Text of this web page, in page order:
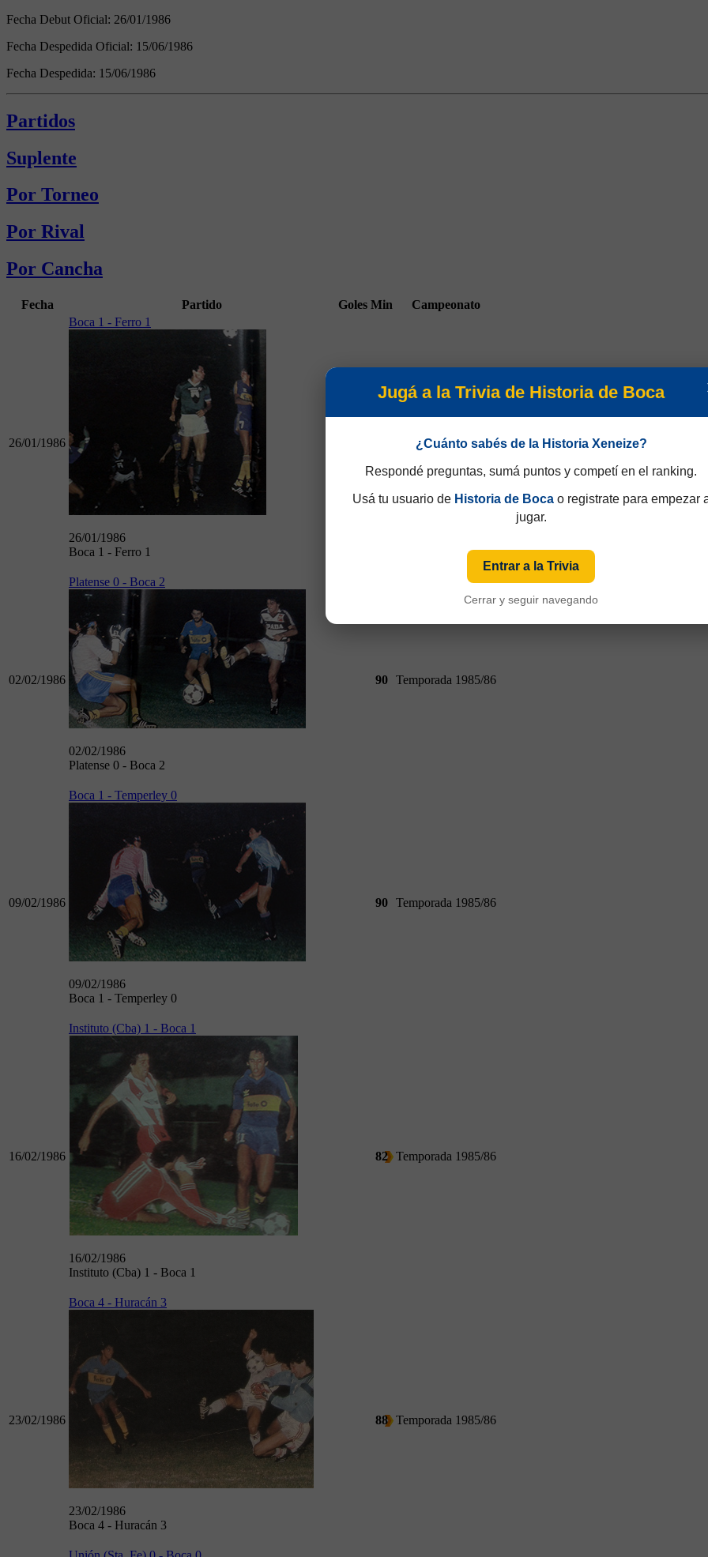
Fecha Debut Oficial: 26/01/1986
Fecha Despedida Oficial: 15/06/1986
Fecha Despedida: 15/06/1986
Partidos
Suplente
Por Torneo
Por Rival
Por Cancha
Fecha Partido Goles Min Campeonato
26/01/1986
Boca 1 - Ferro 1
26/01/1986
Boca 1 - Ferro 1
Temporada 1985/86
02/02/1986
Platense 0 - Boca 2
02/02/1986
Platense 0 - Boca 2
90 Temporada 1985/86
09/02/1986
Boca 1 - Temperley 0
09/02/1986
Boca 1 - Temperley 0
90 Temporada 1985/86
16/02/1986
Instituto (Cba) 1 - Boca 1
16/02/1986
Instituto (Cba) 1 - Boca 1
82 Temporada 1985/86
23/02/1986
Boca 4 - Huracán 3
23/02/1986
Boca 4 - Huracán 3
88 Temporada 1985/86
Jugá a la Trivia de Historia de Boca
¿Cuánto sabés de la Historia Xeneize?
Respondé preguntas, sumá puntos y competí en el ranking.
Usá tu usuario de Historia de Bocao registrate para empezar
jugar.
Entrar a la Trivia
Cerrar y seguir navegando